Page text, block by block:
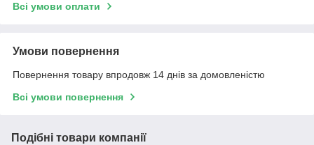
Всі умови оплати
Умови повернення
Повернення товару впродовж 14 днів за домовленістю
Всі умови повернення
Подібні товари компанії